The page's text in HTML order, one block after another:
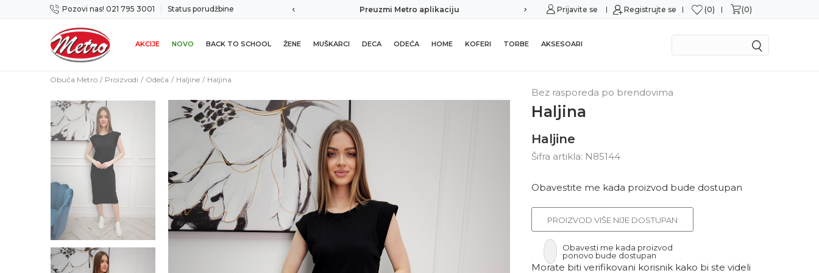
Pozovi nas! 021 795 3001 Status porudžbine
Mogućnost zamene u roku od 14 dana Preuzmi Metro aplikaciju Sigurno plaćanje platnim karticama
Prijavite se Registrujte se 0 0
AKCIJE NOVO BACK TO SCHOOL ŽENE MUŠKARCI DECA ODEĆA HOME KOFERI TORBE AKSESOARI
Obuća Metro Proizvodi Odeća Haljine Haljina
Bez rasporeda po brendovima
Haljina
Haljine
Šifra artikla: N85144
Obavestite me kada proizvod bude dostupan
PROIZVOD VIŠE NIJE DOSTUPAN
Obavesti me kada proizvod
ponovo bude dostupan
Morate biti verifikovani korisnik kako bi ste videli